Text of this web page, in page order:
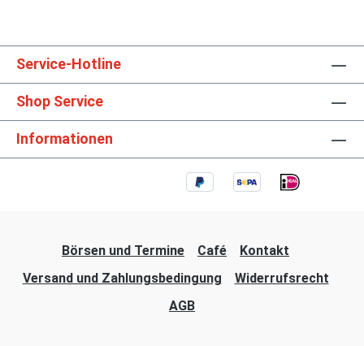
Service-Hotline
Shop Service
Informationen
Börsen und Termine Café
Kontakt
Versand und Zahlungsbedingung
Widerrufsrecht
AGB